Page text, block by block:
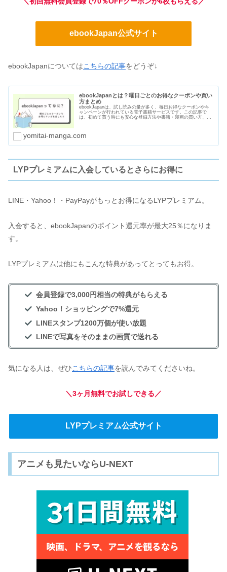
ebookJapan公式サイト
ebookJapanについてはこちらの記事をどうぞ↓
ebookJapanとは？曜日ごとのお得なクーポンや買い
方まとめ
ebookJapanは、試し読みの量が多く、毎日お得なクーポンやキ
ャンペーンが行われている電子書籍サービスです。この記事で
は、初めて買う時にも安心な登録方法や書籍・漫画の買い方、曜
yomitai-manga.com
LYPプレミアムに入会しているとさらにお得に
LINE・Yahoo！・PayPayがもっとお得になるLYPプレミアム。
入会すると、ebookJapanのポイント還元率が最大25％になりま
す。
LYPプレミアムは他にもこんな特典があってとってもお得。
会員登録で3,000円相当の特典がもらえる
Yahoo！ショッピングで7%還元
LINEスタンプ1200万個が使い放題
LINEで写真をそのままの画質で送れる
気になる人は、ぜひこちらの記事を読んでみてくださいね。
＼3ヶ月無料でお試しできる／
LYPプレミアム公式サイト
アニメも見たいならU-NEXT